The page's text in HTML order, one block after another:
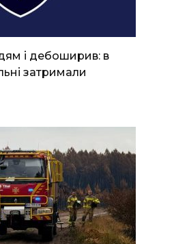
і дебоширив: в
затримали